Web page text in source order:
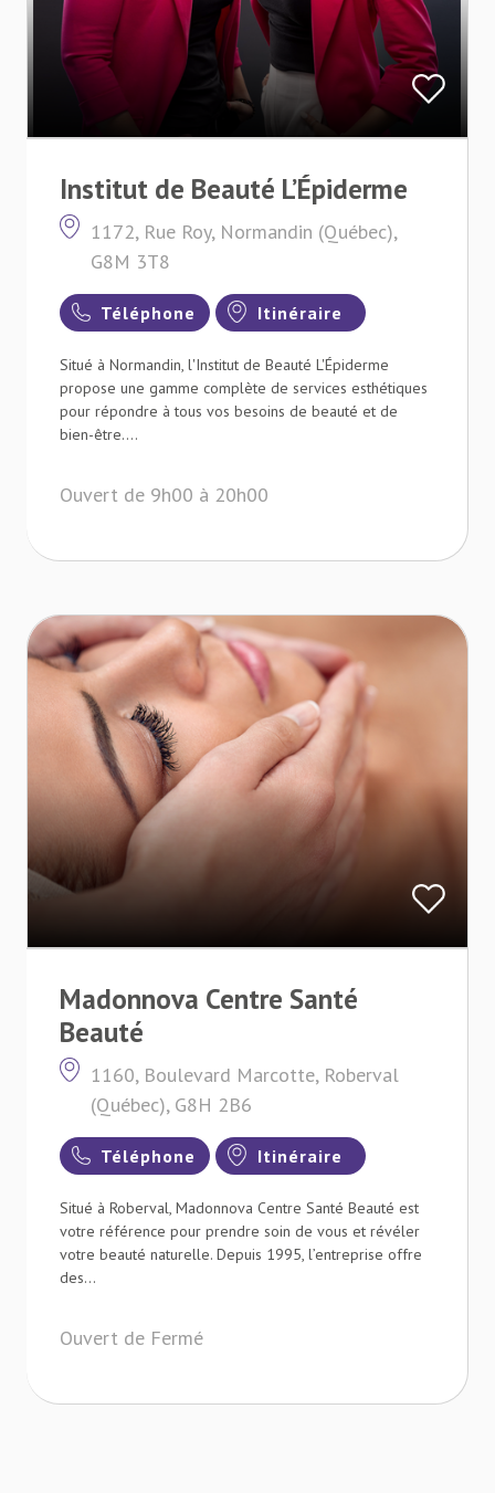
Institut de Beauté L’Épiderme
1172, Rue Roy, Normandin (Québec),
G8M 3T8
Téléphone Itinéraire
Situé à Normandin, l'Institut de Beauté L'Épiderme
propose une gamme complète de services esthétiques
pour répondre à tous vos besoins de beauté et de
bien-être....
Ouvert de 9h00 à 20h00
Madonnova Centre Santé
Beauté
1160, Boulevard Marcotte, Roberval
(Québec), G8H 2B6
Téléphone Itinéraire
Situé à Roberval, Madonnova Centre Santé Beauté est
votre référence pour prendre soin de vous et révéler
votre beauté naturelle. Depuis 1995, l’entreprise offre
des...
Ouvert de Fermé